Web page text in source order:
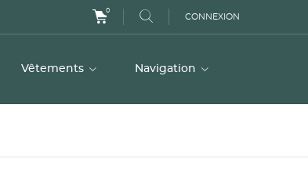
0
CONNEXION
Vêtements Navigation